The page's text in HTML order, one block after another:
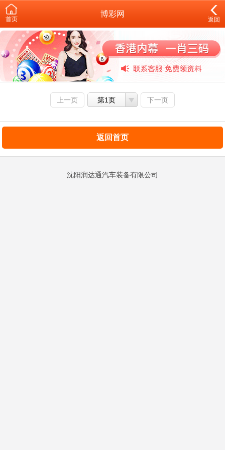
首页
博彩网
返回
上一页 第1页 下一页
返回首页
沈阳润达通汽车装备有限公司